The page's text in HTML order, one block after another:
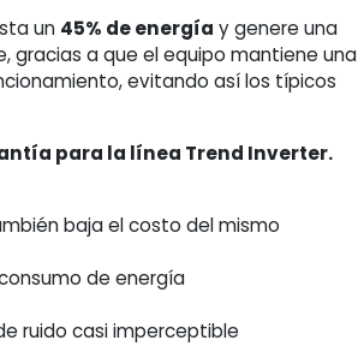
un 45% de energía y genere una
gracias a que el equipo mantiene una
evitando así los típicos
para la línea Trend Inverter.
baja el costo del mismo
de energía
ruido casi imperceptible